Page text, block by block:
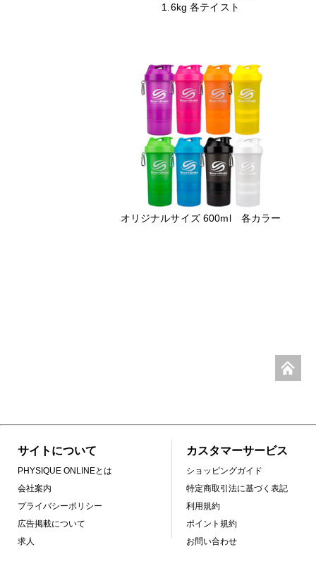
1.6kg 各テイスト
オリジナルサイズ 600ml 各カラー
サイトについて
PHYSIQUE ONLINEとは
会社案内
プライバシーポリシー
広告掲載について
求人
カスタマーサービス
ショッピングガイド
特定商取引法に基づく表記
利用規約
ポイント規約
お問い合わせ